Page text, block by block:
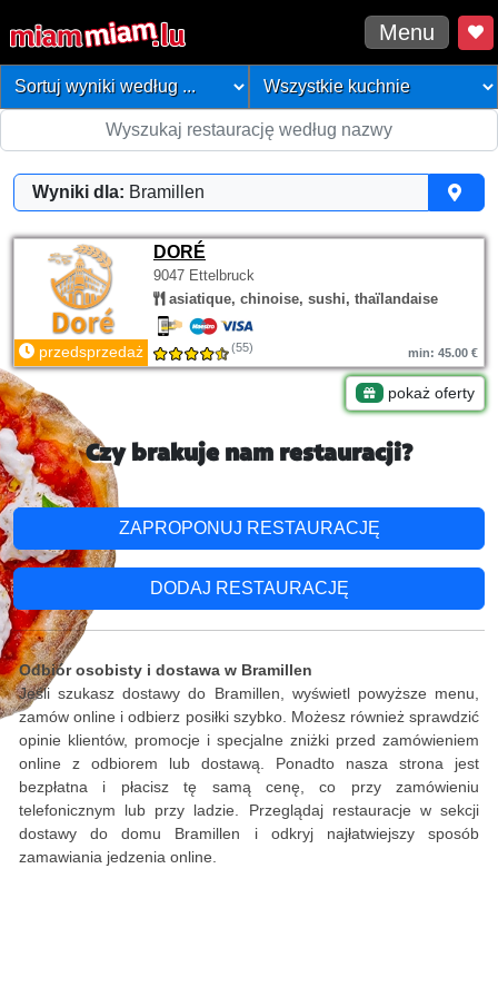
Menu
Wyniki dla: Bramillen
DORÉ
9047 Ettelbruck
asiatique, chinoise, sushi, thaïlandaise
przedsprzedaż (55) min: 45.00 €
pokaż oferty
Czy brakuje nam restauracji?
ZAPROPONUJ RESTAURACJĘ
DODAJ RESTAURACJĘ
Odbiór osobisty i dostawa w Bramillen
Jeśli szukasz dostawy do Bramillen, wyświetl powyższe menu,
zamów online i odbierz posiłki szybko. Możesz również sprawdzić
opinie klientów, promocje i specjalne zniżki przed zamówieniem
online z odbiorem lub dostawą. Ponadto nasza strona jest
bezpłatna i płacisz tę samą cenę, co przy zamówieniu
telefonicznym lub przy ladzie. Przeglądaj restauracje w sekcji
dostawy do domu Bramillen i odkryj najłatwiejszy sposób
zamawiania jedzenia online.